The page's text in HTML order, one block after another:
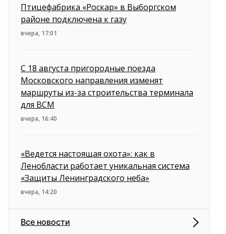
Птицефабрика «Роскар» в Выборгском
районе подключена к газу
вчера, 17:01
С 18 августа пригородные поезда
Московского направления изменят
маршруты из-за строительства терминала
для ВСМ
вчера, 16:40
«Ведется настоящая охота»: как в
Ленобласти работает уникальная система
«Защиты Ленинградского неба»
вчера, 14:20
Все новости